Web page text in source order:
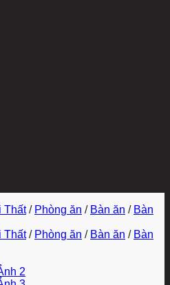
Thất / Phòng ăn / Bàn ăn / Bàn
Thất / Phòng ăn / Bàn ăn / Bàn